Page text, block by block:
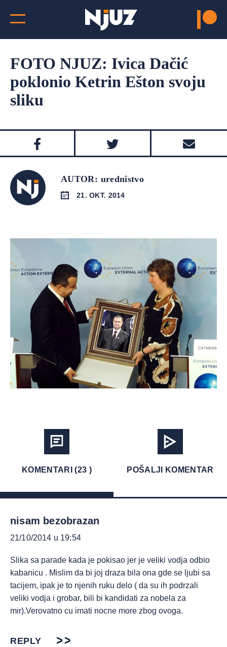
FOTO NJUZ: Ivica Dačić
poklonio Ketrin Ešton svoju
sliku
AUTOR: urednistvo
21. OKT. 2014
KOMENTARI (23 ) POŠALJI KOMENTAR
nisam bezobrazan
21/10/2014 u 19:54
Slika sa parade kada je pokisao jer je veliki vodja odbio
kabanicu . Mislim da bi joj draza bila ona gde se ljubi sa
tacijem, ipak je to njenih ruku delo ( da su ih podrzali
veliki vodja i grobar, bili bi kandidati za nobela za
mir).Verovatno cu imati nocne more zbog ovoga.
REPLY